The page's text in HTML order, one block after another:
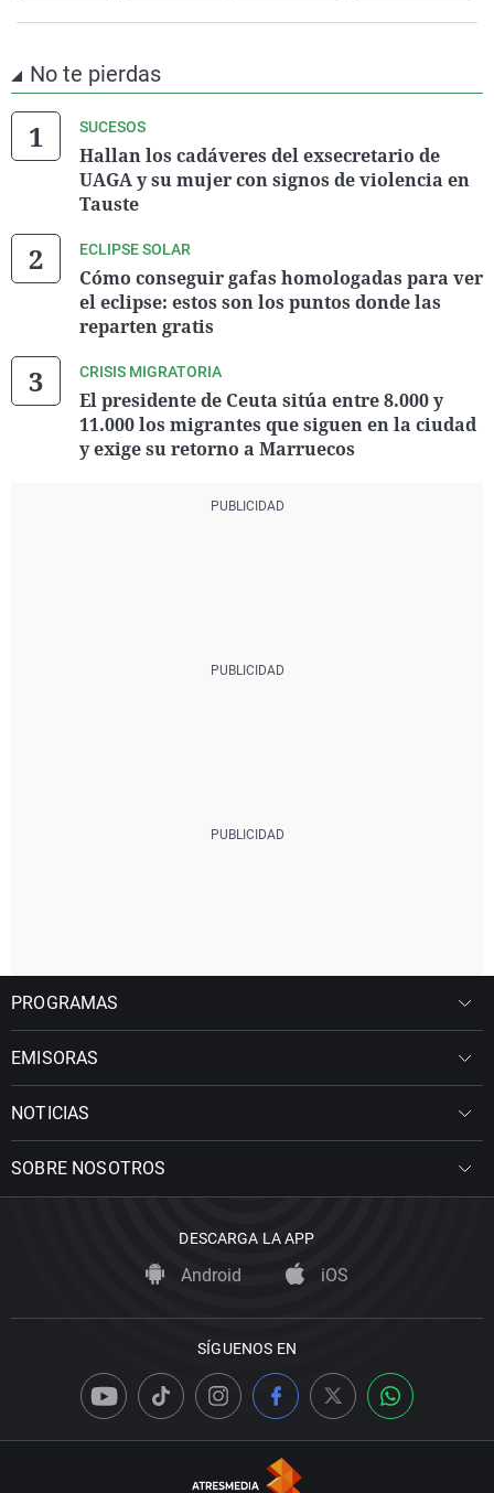
No te pierdas
SUCESOS
Hallan los cadáveres del exsecretario de
UAGA y su mujer con signos de violencia en
Tauste
ECLIPSE SOLAR
Cómo conseguir gafas homologadas para ver
el eclipse: estos son los puntos donde las
reparten gratis
CRISIS MIGRATORIA
El presidente de Ceuta sitúa entre 8.000 y
11.000 los migrantes que siguen en la ciudad
y exige su retorno a Marruecos
PROGRAMAS
EMISORAS
NOTICIAS
SOBRE NOSOTROS
DESCARGA LA APP
Android iOS
SÍGUENOS EN